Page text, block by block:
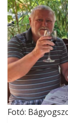
Fotó: